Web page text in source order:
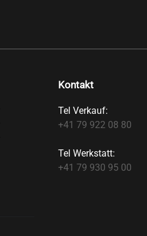
Kontakt
Tel Verkauf:
+41 79 922 08 80
Tel Werkstatt:
+41 79 930 95 00